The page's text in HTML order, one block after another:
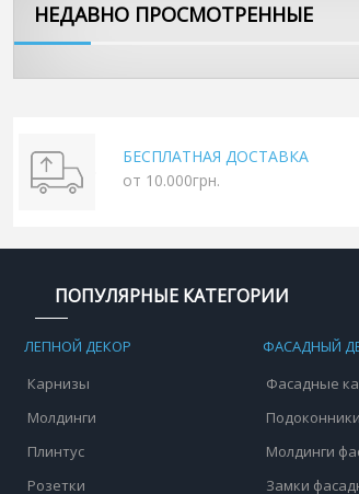
НЕДАВНО ПРОСМОТРЕННЫЕ
БЕСПЛАТНАЯ ДОСТАВКА
от 10.000грн.
ПОПУЛЯРНЫЕ КАТЕГОРИИ
ЛЕПНОЙ ДЕКОР
Карнизы
Молдинги
Плинтус
Розетки
ФАСАДНЫЙ
Фасадные
Молдинги
Замки